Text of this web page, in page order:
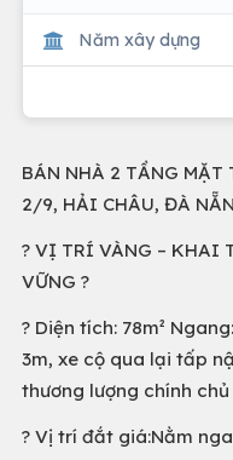
Năm xây dựng
BÁN NHÀ 2 TẦNG
2/9, HẢI CHÂU, ĐÀ
? VỊ TRÍ VÀNG – KHAI
VỮNG ?
? Diện tích: 78m²
3m, xe cộ qua lại tấp
thương lượng chính chủ
? Vị trí đắt giá:Nằm